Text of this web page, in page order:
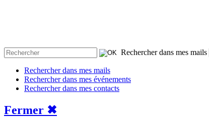
Rechercher dans mes mails
Rechercher dans mes mails
Rechercher dans mes événements
Rechercher dans mes contacts
Fermer ✖︎